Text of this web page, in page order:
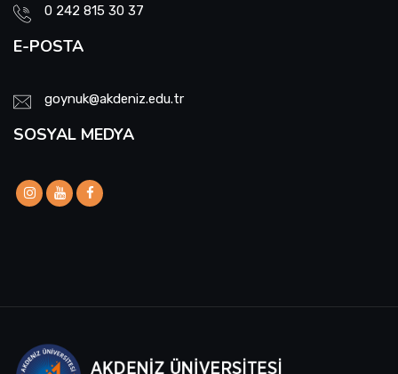
0 242 815 30 37
E-POSTA
goynuk@akdeniz.edu.tr
SOSYAL MEDYA